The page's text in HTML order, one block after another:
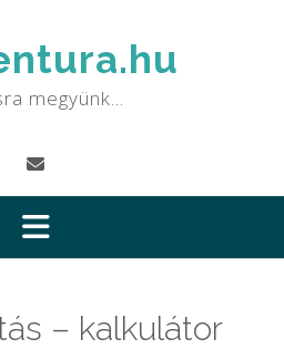
megyünk…
– kalkulátor